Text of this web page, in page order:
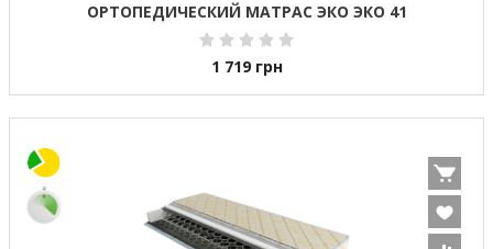
ОРТОПЕДИЧЕСКИЙ МАТРАС ЭКО ЭКО 41
1 719 грн